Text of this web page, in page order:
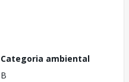
Categoria ambiental
B